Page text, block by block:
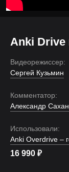
Anki Drive
Видеорежиссер:
Сергей Кузьмин
Комментатор:
Александр
Использовали:
Anki Overdrive –
16 990 ₽